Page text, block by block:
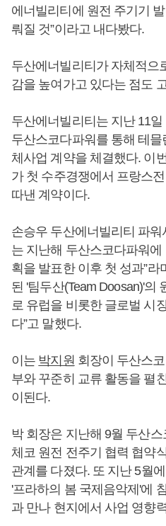
에너빌리티에 원전 주기기
뤄질 것”이라고 내다봤다.
두산에너빌리티가 자체적으
감을 높여가고 있다는 점도
두산에너빌리티는 지난 11
두산스코다파워를 통해 테믈
체사업 계약을 체결했다. 이
가 첫 수주경쟁에서 프랑스
따낸 계약이다.
손승우 두산에너빌리티 파워
는 지난해 두산스코다파워에
획을 발표한 이후 첫 성과”라
된 '팀두산(Team Doosan)'의
로 유럽을 비롯한 글로벌 시
다”고 말했다.
이는 박지원 회장이 두산스
부와 꾸준히 교류 활동을 펼
이된다.
박 회장은 지난해 9월 두산
체코 원전 전주기 협력 협약
관계를 다졌다. 또 지난 5월
'프라하의 봄 국제음악제'에
과 만나 현지에서 사업 영향